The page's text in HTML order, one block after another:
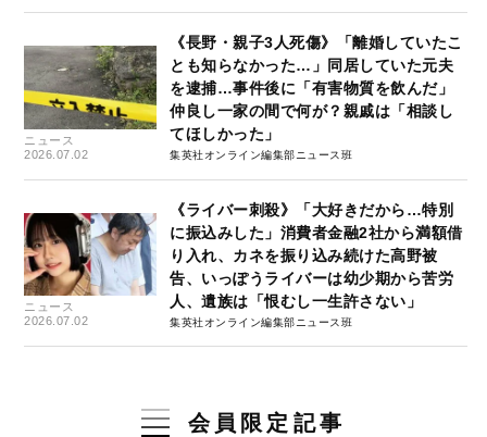
ニュース
2026.07.02
《長野・親子3人死傷》「離婚していたこ
とも知らなかった…」同居していた元夫
を逮捕…事件後に「有害物質を飲んだ」
仲良し一家の間で何が？親戚は「相談し
てほしかった」
集英社オンライン編集部ニュース班
ニュース
2026.07.02
《ライバー刺殺》「大好きだから…特別
に振込みした」消費者金融2社から満額借
り入れ、カネを振り込み続けた高野被
告、いっぽうライバーは幼少期から苦労
人、遺族は「恨むし一生許さない」
集英社オンライン編集部ニュース班
会員限定記事